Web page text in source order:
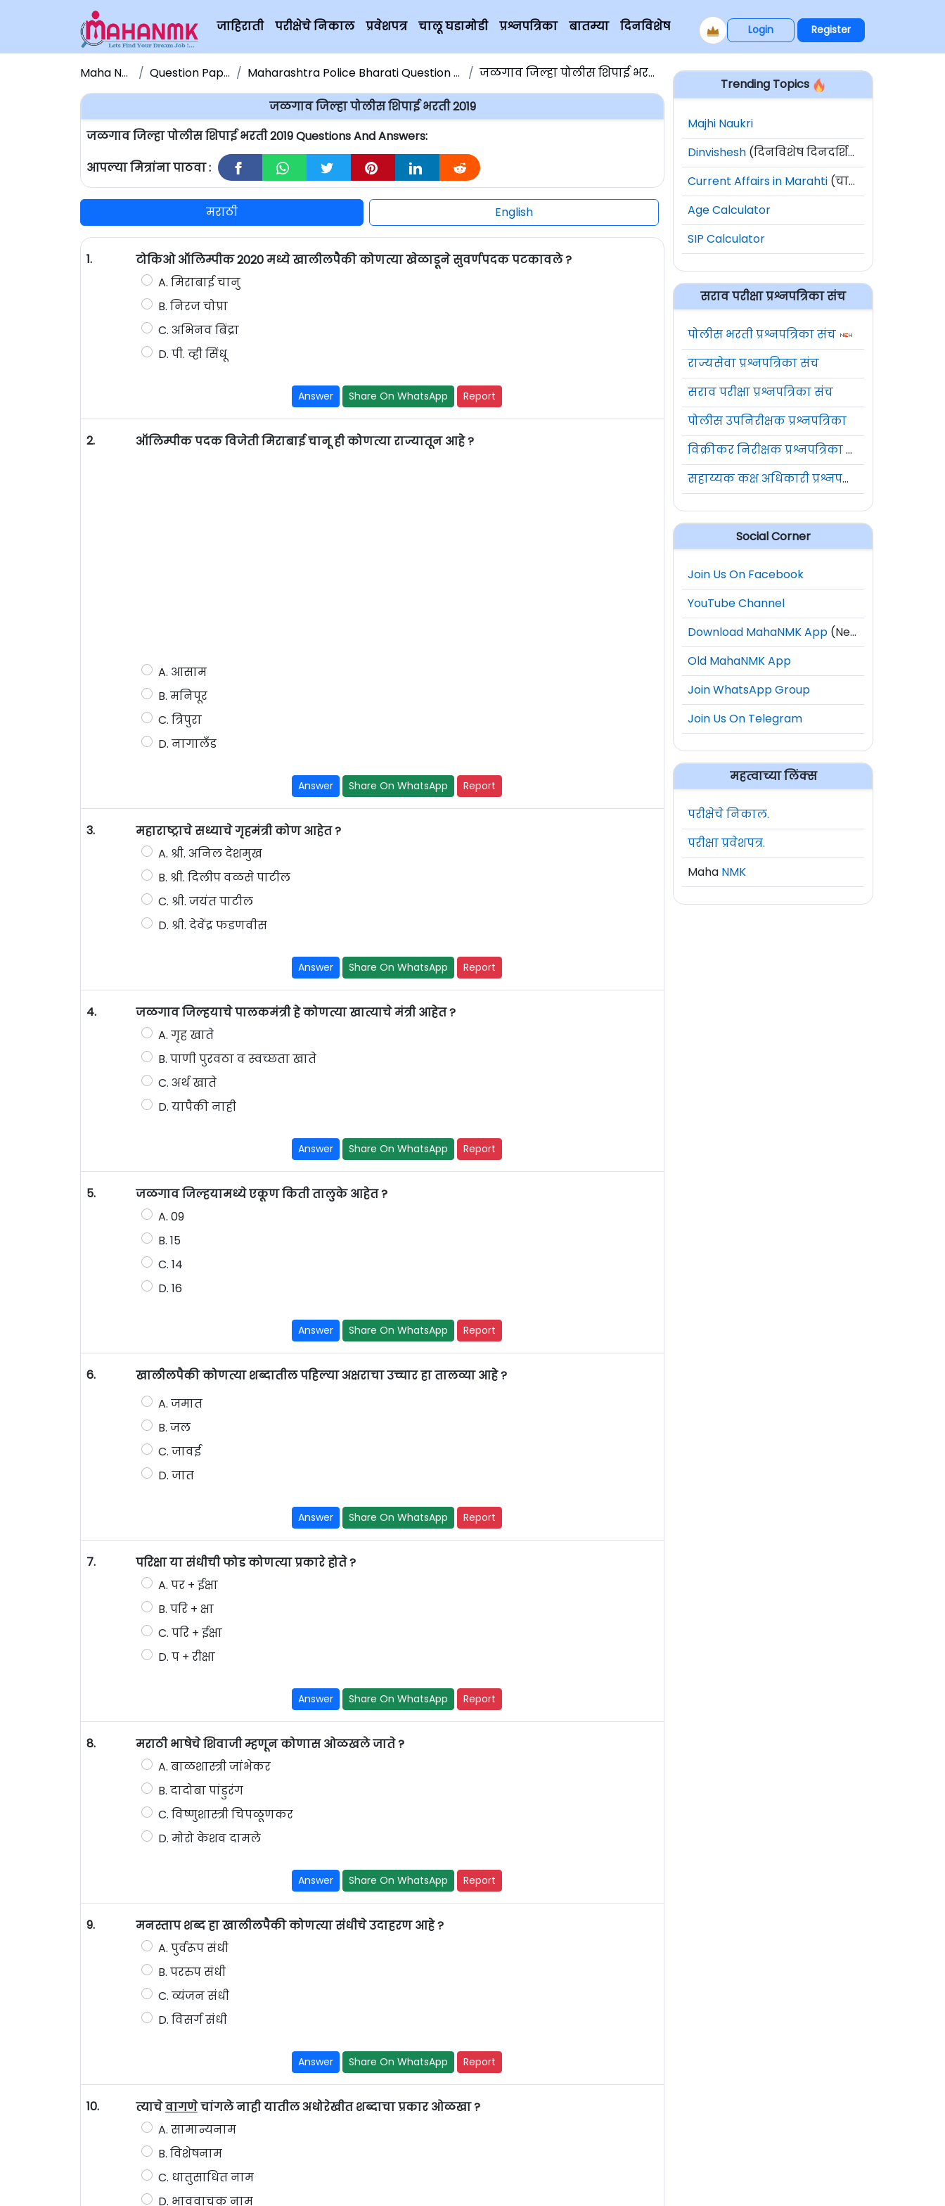
जाहिराती परीक्षेचे निकाल प्रवेशपत्र चालू घडामोडी प्रश्नपत्रिका बातम्या दिनविशेष Login Register
Maha NMK Question Papers Maharashtra Police Bharati Question Paper जळगाव जिल्हा पोलीस शिपाई भरती 2019
जळगाव जिल्हा पोलीस शिपाई भरती 2019
जळगाव जिल्हा पोलीस शिपाई भरती 2019 Questions And Answers:
आपल्या मित्रांना पाठवा :
मराठी English
1.
टोकिओ ऑलिम्पीक 2020 मध्ये खालीलपैकी कोणत्या खेळाडूने सुवर्णपदक पटकावले ?
A. मिराबाई चानु
B. निरज चोप्रा
C. अभिनव बिंद्रा
D. पी. व्ही सिंधू
Answer Share On WhatsApp Report
2. ऑलिम्पीक पदक विजेती मिराबाई चानू ही कोणत्या राज्यातून आहे ?
A. आसाम
B. मनिपूर
C. त्रिपुरा
D. नागालँड
Answer Share On WhatsApp Report
3.
महाराष्ट्राचे सध्याचे गृहमंत्री कोण आहेत ?
A. श्री. अनिल देशमुख
B. श्री. दिलीप वळसे पाटील
C. श्री. जयंत पाटील
D. श्री. देवेंद्र फडणवीस
Answer Share On WhatsApp Report
4.
जळगाव जिल्हयाचे पालकमंत्री हे कोणत्या खात्याचे मंत्री आहेत ?
A. गृह खाते
B. पाणी पुरवठा व स्वच्छता खाते
C. अर्थ खाते
D. यापैकी नाही
Answer Share On WhatsApp Report
5.
जळगाव जिल्हयामध्ये एकूण किती तालुके आहेत ?
A. 09
B. 15
C. 14
D. 16
Answer Share On WhatsApp Report
6.
खालीलपैकी कोणत्या शब्दातील पहिल्या अक्षराचा उच्चार हा तालव्या आहे ?
A. जमात
B. जल
C. जावई
D. जात
Answer Share On WhatsApp Report
7.
परिक्षा या संधीची फोड कोणत्या प्रकारे होते ?
A. पर + ईक्षा
B. परि + क्षा
C. परि + ईक्षा
D. प + रीक्षा
Answer Share On WhatsApp Report
8.
मराठी भाषेचे शिवाजी म्हणून कोणास ओळखले जाते ?
A. बाळशास्त्री जांभेकर
B. दादोबा पांडुरंग
C. विष्णुशास्त्री चिपळूणकर
D. मोरो केशव दामले
Answer Share On WhatsApp Report
9.
मनस्ताप शब्द हा खालीलपैकी कोणत्या संधीचे उदाहरण आहे ?
A. पुर्वरूप संधी
B. पररुप संधी
C. व्यंजन संधी
D. विसर्ग संधी
Answer Share On WhatsApp Report
10. त्याचेवागणेचांगले नाही यातील अधोरेखीत शब्दाचा प्रकार ओळखा ?
A. सामान्यनाम
B. विशेषनाम
C. धातुसाधित नाम
Trending Topics
Majhi Naukri
Dinvishesh (दिनविशेष दिनदर्शिका)
Current Affairs in Marahti (चालू घडामोडी)
Age Calculator
SIP Calculator
सराव परीक्षा प्रश्नपत्रिका संच
पोलीस भरती प्रश्नपत्रिका संच
राज्यसेवा प्रश्नपत्रिका संच
सराव परीक्षा प्रश्नपत्रिका संच
पोलीस उपनिरीक्षक प्रश्नपत्रिका
विक्रीकर निरीक्षक प्रश्नपत्रिका संच
सहाय्यक कक्ष अधिकारी प्रश्नपत्रिका संच
Social Corner
Join Us On Facebook
YouTube Channel
Download MahaNMK App (New)
Old MahaNMK App
Join WhatsApp Group
Join Us On Telegram
महत्वाच्या लिंक्स
परीक्षेचे निकाल.
परीक्षा प्रवेशपत्र.
Maha NMK